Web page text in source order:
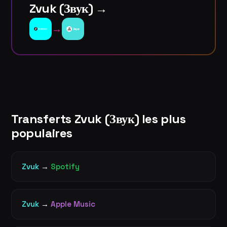
Zvuk (Звук) →
→
Transferts Zvuk (Звук) les plus
populaires
Zvuk → Spotify
Zvuk → Apple Music